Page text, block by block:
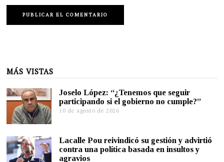
MÁS VISTAS
Joselo López: “¿Tenemos que seguir
participando si el gobierno no cumple?”
10 de agosto de 2026
Lacalle Pou reivindicó su gestión y advirtió
contra una política basada en insultos y
agravios